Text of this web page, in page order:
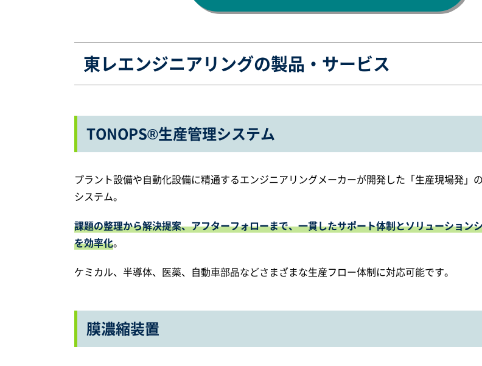
東レエンジニアリングの製品・サービス
TONOPS®生産管理システム
プラント設備や自動化設備に精通するエンジニアリングメーカーが開発した「生産現場発」
システム。
課題の整理から解決提案、アフターフォローまで、一貫したサポート体制とソリューション
を効率化。
ケミカル、半導体、医薬、自動車部品などさまざまな生産フロー体制に対応可能です。
膜濃縮装置